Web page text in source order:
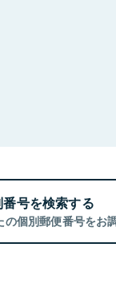
号を検索する
個別郵便番号をお